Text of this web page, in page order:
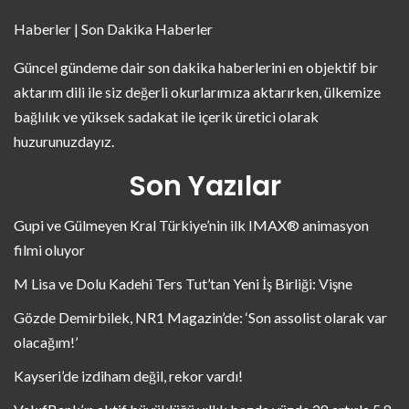
Haberler | Son Dakika Haberler
Güncel gündeme dair son dakika haberlerini en objektif bir
aktarım dili ile siz değerli okurlarımıza aktarırken, ülkemize
bağlılık ve yüksek sadakat ile içerik üretici olarak
huzurunuzdayız.
Son Yazılar
Gupi ve Gülmeyen Kral Türkiye’nin ilk IMAX® animasyon
filmi oluyor
M Lisa ve Dolu Kadehi Ters Tut’tan Yeni İş Birliği: Vişne
Gözde Demirbilek, NR1 Magazin’de: ‘Son assolist olarak var
olacağım!’
Kayseri’de izdiham değil, rekor vardı!